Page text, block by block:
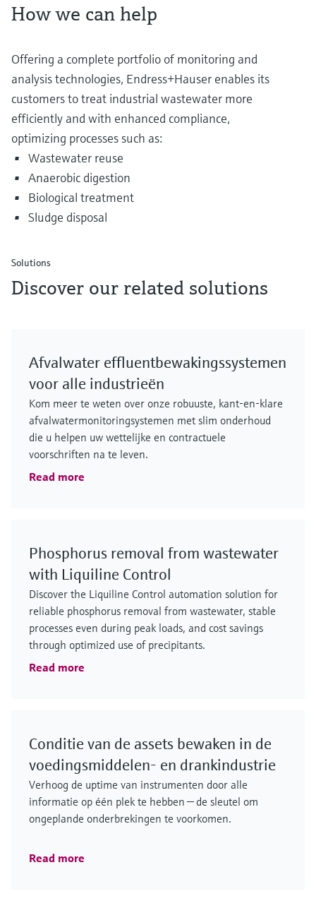
How we can help
Offering a complete portfolio of monitoring and
analysis technologies, Endress+Hauser enables its
customers to treat industrial wastewater more
efficiently and with enhanced compliance,
optimizing processes such as:
Wastewater reuse
Anaerobic digestion
Biological treatment
Sludge disposal
Solutions
Discover our related solutions
Afvalwater effluentbewakingssystemen
voor alle industrieën
Kom meer te weten over onze robuuste, kant-en-klare
afvalwatermonitoringsystemen met slim onderhoud
die u helpen uw wettelijke en contractuele
voorschriften na te leven.
Read more
Phosphorus removal from wastewater
with Liquiline Control
Discover the Liquiline Control automation solution for
reliable phosphorus removal from wastewater, stable
processes even during peak loads, and cost savings
through optimized use of precipitants.
Read more
Conditie van de assets bewaken in de
voedingsmiddelen- en drankindustrie
Verhoog de uptime van instrumenten door alle
informatie op één plek te hebben — de sleutel om
ongeplande onderbrekingen te voorkomen.
Read more